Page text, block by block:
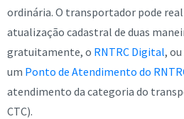
ordinária. O transportador pode
atualização cadastral de duas
gratuitamente, o RNTRC Digital,
um Ponto de Atendimento do
atendimento da categoria do
CTC).